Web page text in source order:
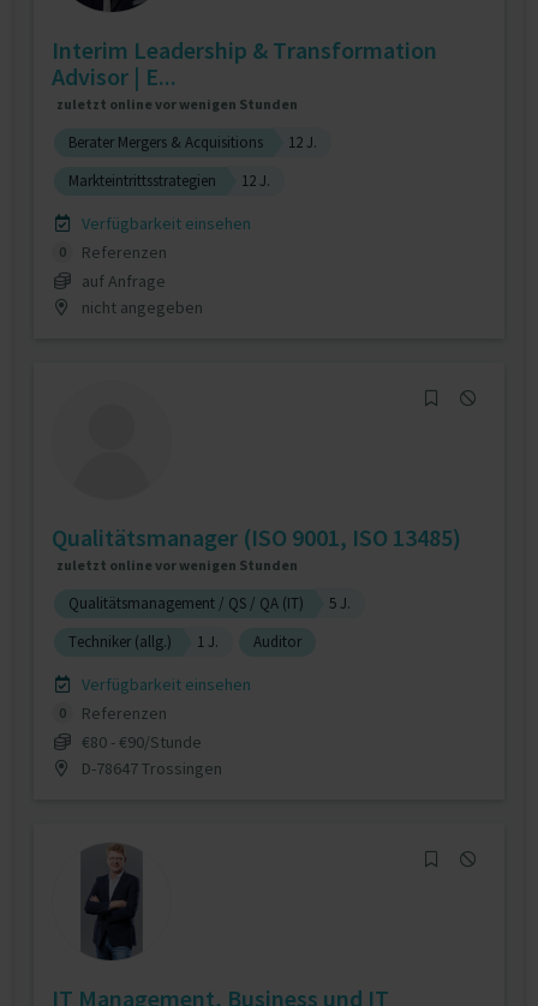
Interim Leadership & Transformation
Advisor | E...
zuletzt online vor wenigen Stunden
Berater Mergers & Acquisitions
12 J.
Markteintrittsstrategien
12 J.
Verfügbarkeit einsehen
0
Referenzen
auf Anfrage
nicht angegeben
Qualitätsmanager (ISO 9001, ISO 13485)
zuletzt online vor wenigen Stunden
Qualitätsmanagement / QS / QA (IT)
5 J.
Techniker (allg.)
1 J. Auditor
Verfügbarkeit einsehen
0
Referenzen
€80 - €90/Stunde
D-78647 Trossingen
IT Management, Business und IT